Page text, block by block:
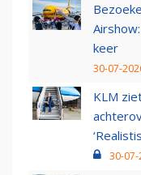
keer
30-07-
KLM
30-07-